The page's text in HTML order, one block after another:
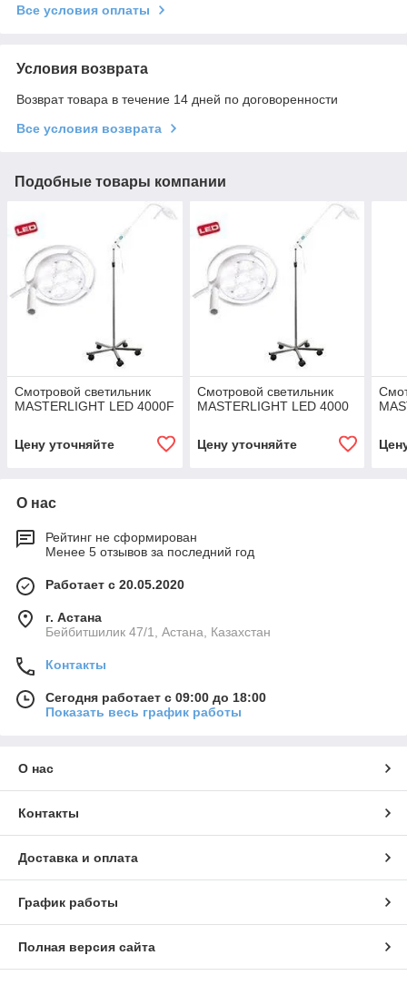
Все условия оплаты
Условия возврата
Возврат товара в течение 14 дней по договоренности
Все условия возврата
Подобные товары компании
Смотровой светильник
MASTERLIGHT LED 4000F
Цену уточняйте
Смотровой светильник
MASTERLIGHT LED 4000
Цену уточняйте
О нас
Рейтинг не сформирован
Менее 5 отзывов за последний год
Работает с 20.05.2020
г. Астана
Бейбитшилик 47/1, Астана, Казахстан
Контакты
Сегодня работает с 09:00 до 18:00
Показать весь график работы
О нас
Контакты
Доставка и оплата
График работы
Полная версия сайта